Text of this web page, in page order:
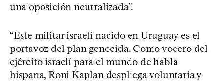
una oposición neutralizada”.
“Este militar israelí nacido en Uruguay es el
portavoz del plan genocida. Como vocero del
ejército israelí para el mundo de habla
hispana, Roni Kaplan despliega voluntaria y